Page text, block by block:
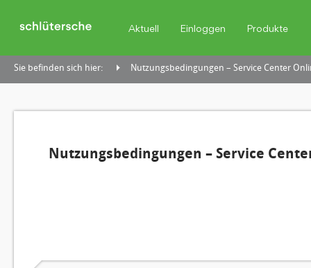
Aktuell Einloggen Produkte
Sie befinden sich hier: Nutzungsbedingungen – Service Center
Nutzungsbedingungen – Service